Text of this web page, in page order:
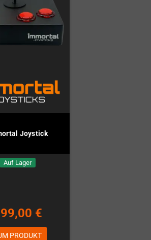
Joystick
Auf Lager
€
PRODUKT